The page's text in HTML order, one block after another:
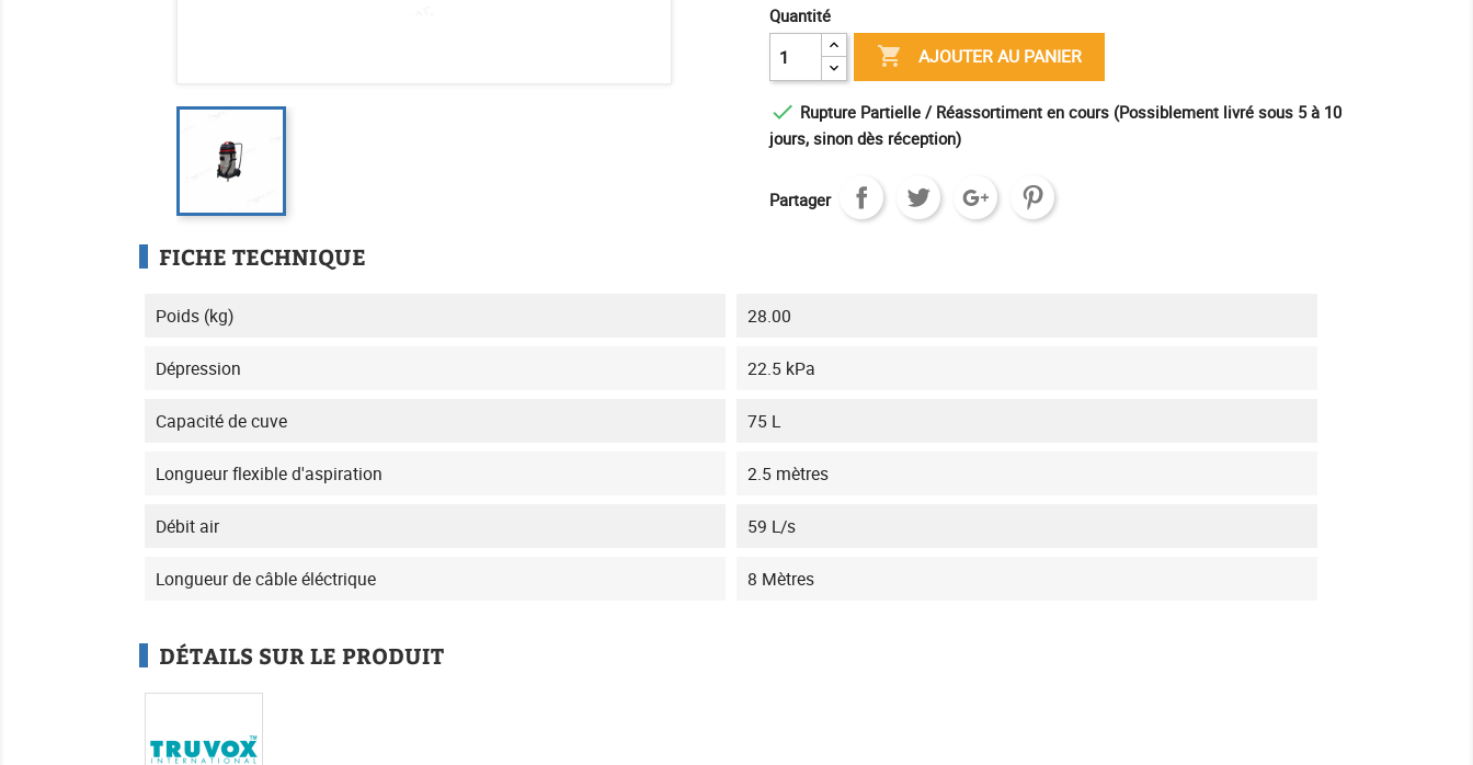
Quantité
 AJOUTER AU PANIER
 Rupture Partielle / Réassortiment en cours (Possiblement livré sous 5 à 10
jours, sinon dès réception)
Partager
FICHE TECHNIQUE
Poids (kg) 28.00
Dépression 22.5 kPa
Capacité de cuve 75 L
Longueur flexible d'aspiration 2.5 mètres
Débit air 59 L/s
Longueur de câble éléctrique 8 Mètres
DÉTAILS SUR LE PRODUIT